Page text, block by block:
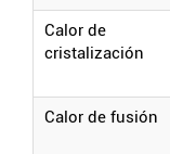
calor de
cristalización
calor de fusión